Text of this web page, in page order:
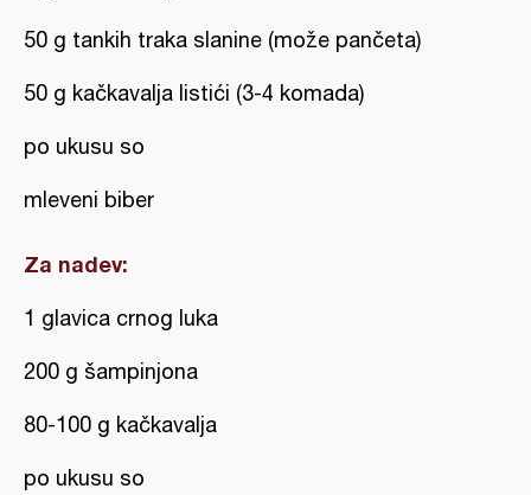
50 g tankih traka slanine (može pančeta)
50 g kačkavalja listići (3-4 komada)
po ukusu so
mleveni biber
Za nadev:
1 glavica crnog luka
200 g šampinjona
80-100 g kačkavalja
po ukusu so